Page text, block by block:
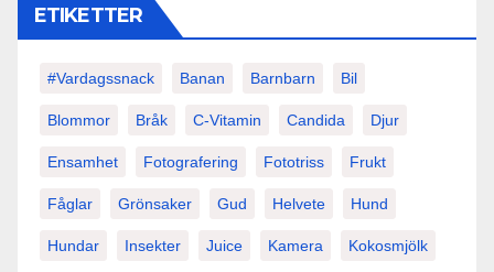
ETIKETTER
#vardagssnack Banan Barnbarn Bil
Blommor Bråk C-Vitamin Candida Djur
Ensamhet Fotografering Fototriss Frukt
Fåglar Grönsaker Gud Helvete Hund
Hundar Insekter Juice Kamera Kokosmjölk